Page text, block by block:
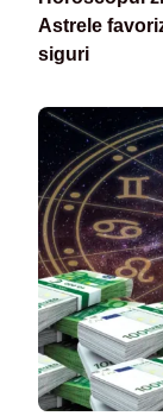
Astrele
siguri